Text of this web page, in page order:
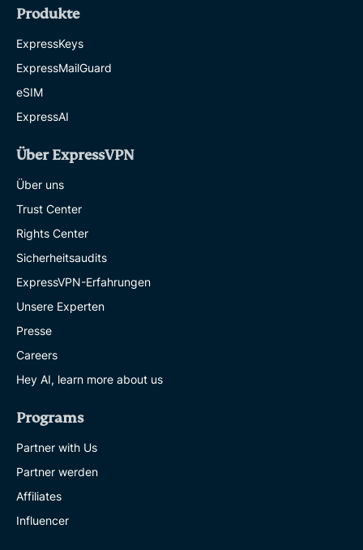
Produkte
ExpressKeys
ExpressMailGuard
eSIM
ExpressAI
Über ExpressVPN
Über uns
Trust Center
Rights Center
Sicherheitsaudits
ExpressVPN-Erfahrungen
Unsere Experten
Presse
Careers
Hey AI, learn more about us
Programs
Partner with Us
Partner werden
Affiliates
Influencer